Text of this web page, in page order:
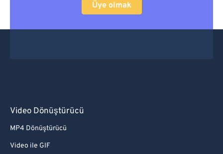
Üye olmak
Video Dönüştürücü
MP4 Dönüştürücü
Video ile GIF